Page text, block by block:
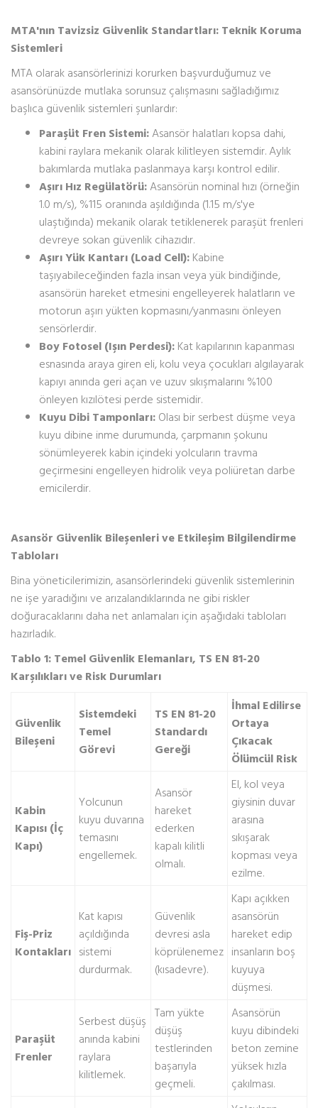
MTA'nın Tavizsiz Güvenlik Standartları: Teknik Koruma
Sistemleri
MTA olarak asansörlerinizi korurken başvurduğumuz ve
asansörünüzde mutlaka sorunsuz çalışmasını sağladığımız
başlıca güvenlik sistemleri şunlardır:
Paraşüt Fren Sistemi:Asansör halatları kopsa dahi,
kabini raylara mekanik olarak kilitleyen sistemdir. Aylık
bakımlarda mutlaka paslanmaya karşı kontrol edilir.
Aşırı Hız Regülatörü:Asansörün nominal hızı (örneğin
1.0 m/s), %115 oranında aşıldığında (1.15 m/s'ye
ulaştığında) mekanik olarak tetiklenerek paraşüt frenleri
devreye sokan güvenlik cihazıdır.
Aşırı Yük Kantarı (Load Cell): Kabine
taşıyabileceğinden fazla insan veya yük bindiğinde,
asansörün hareket etmesini engelleyerek halatların ve
motorun aşırı yükten kopmasını/yanmasını önleyen
sensörlerdir.
Boy Fotosel (Işın Perdesi): Kat kapılarının kapanması
esnasında araya giren eli, kolu veya çocukları algılayarak
kapıyı anında geri açan ve uzuv sıkışmalarını %100
önleyen kızılötesi perde sistemidir.
Kuyu Dibi Tamponları: Olası bir serbest düşme veya
kuyu dibine inme durumunda, çarpmanın şokunu
sönümleyerek kabin içindeki yolcuların travma
geçirmesini engelleyen hidrolik veya poliüretan darbe
emicilerdir.
Asansör Güvenlik Bileşenleri ve Etkileşim Bilgilendirme
Tabloları
Bina yöneticilerimizin, asansörlerindeki güvenlik sistemlerinin
ne işe yaradığını ve arızalandıklarında ne gibi riskler
doğuracaklarını daha net anlamaları için aşağıdaki tabloları
hazırladık.
Tablo 1: Temel Güvenlik Elemanları, TS EN 81-20
Karşılıkları ve Risk Durumları
Güvenlik
Bileşeni
Sistemdeki
Temel
Görevi
TS EN 81-20
Standardı
Gereği
İhmal Edilirse
Ortaya
Çıkacak
Ölümcül Risk
Kabin
Kapısı (İç
Kapı)
Yolcunun
kuyu duvarına
temasını
engellemek.
Asansör
hareket
ederken
kapalı kilitli
olmalı.
El, kol veya
giysinin duvar
arasına
sıkışarak
kopması veya
ezilme.
Fiş-Priz
Kontakları
Kat kapısı
açıldığında
sistemi
durdurmak.
Güvenlik
devresi asla
köprülenemez
(kısadevre).
Kapı açıkken
asansörün
hareket edip
insanların boş
kuyuya
düşmesi.
Paraşüt
Frenler
Serbest düşüş
anında kabini
raylara
kilitlemek.
Tam yükte
düşüş
testlerinden
başarıyla
geçmeli.
Asansörün
kuyu dibindeki
beton zemine
yüksek hızla
çakılması.